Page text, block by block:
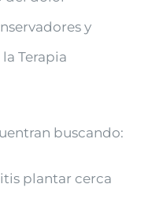
y
Terapia
buscando:
plantar cerca